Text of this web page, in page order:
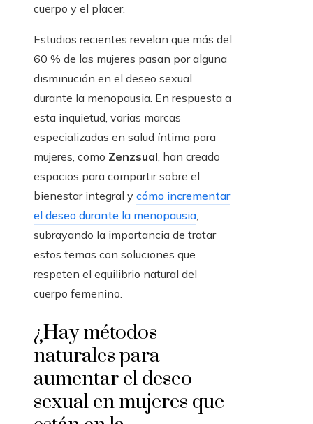
cuerpo y el placer.
Estudios recientes revelan que más del
60 % de las mujeres pasan por alguna
disminución en el deseo sexual
durante la menopausia. En respuesta a
esta inquietud, varias marcas
especializadas en salud íntima para
mujeres, como Zenzsual, han creado
espacios para compartir sobre el
bienestar integral y cómo incrementar
el deseo durante la menopausia,
subrayando la importancia de tratar
estos temas con soluciones que
respeten el equilibrio natural del
cuerpo femenino.
¿Hay métodos
naturales para
aumentar el deseo
sexual en mujeres que